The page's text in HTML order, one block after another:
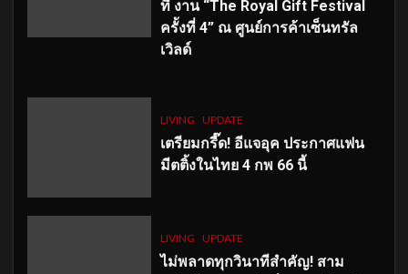
ที่ งาน “The Royal Gift Festival
ครั้งที่ 4” ณ ศูนย์การค้าเซ็นทรัล
เวิลด์
LIVING UPDATE
เตรียมกรี๊ด! อีแจอุค ประกาศแฟน
มีตติ้งในไทย 4 กพ 66 นี้
LIVING UPDATE
ไม่พลาดทุกวินาทีสำคัญ! สาม